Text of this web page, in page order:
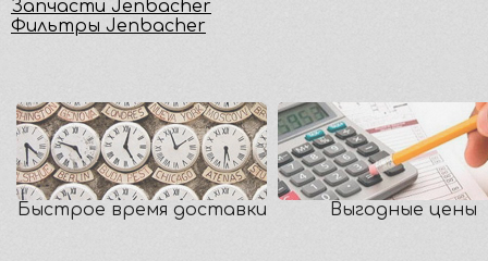
Запчасти Jenbacher
Фильтры Jenbacher
Быстрое время доставки Выгодные цены